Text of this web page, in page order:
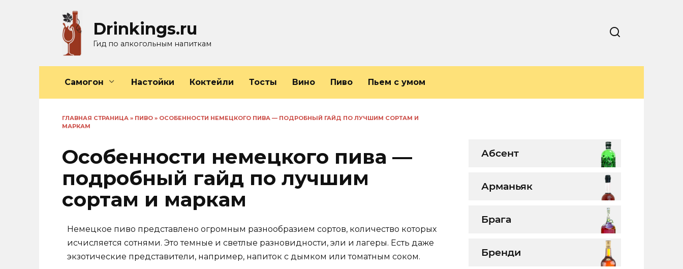
Drinkings.ru
Гид по алкогольным напиткам
Самогон Настойки Коктейли Тосты Вино Пиво Пьем с умом
ГЛАВНАЯ СТРАНИЦА » ПИВО » ОСОБЕННОСТИ НЕМЕЦКОГО ПИВА — ПОДРОБНЫЙ ГАЙД ПО ЛУЧШИМ СОРТАМ И
МАРКАМ
Особенности немецкого пива —
подробный гайд по лучшим
сортам и маркам
Немецкое пиво представлено огромным разнообразием сортов, количество которых
исчисляется сотнями. Это темные и светлые разновидности, эли и лагеры. Есть даже
экзотические представители, например, напиток с дымком или томатным соком.
Абсент
Арманьяк
Брага
Бренди